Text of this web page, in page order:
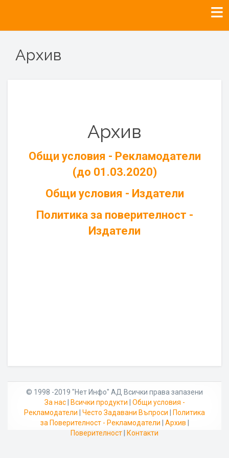
Архив
Архив
Общи условия - Рекламодатели
(до 01.03.2020)
Общи условия - Издатели
Политика за поверителност -
Издатели
© 1998 -2019 "Нет Инфо" АД Всички права запазени
За нас| Всички продукти
Общи условия -
Рекламодатели
Често Задавани Въпроси
Политика
за Поверителност - Рекламодатели
Архив
Поверителност
Контакти